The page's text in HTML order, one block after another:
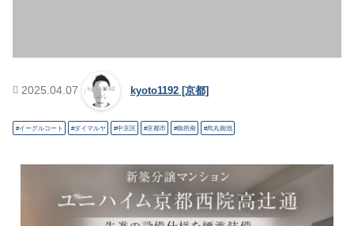
2025.04.07 kyoto1192 [京都]
イーグルコート ダイマルヤ 中京区 京都市 御所南 烏丸御池